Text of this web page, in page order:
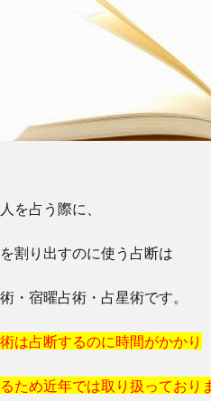
を占う際に、
割り出すのに使う占断は
・宿曜占術・占星術です。
は占断するのに時間がかかり
ため近年では取り扱っており